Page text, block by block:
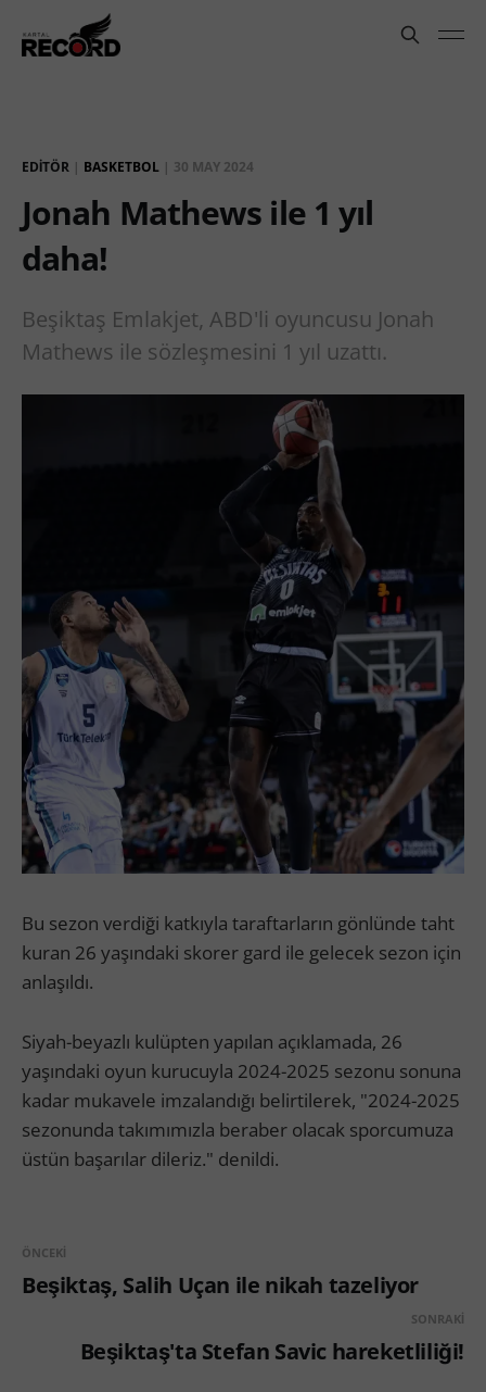
EDITÖR | BASKETBOL | 30 MAY 2024
Jonah Mathews ile 1 yıl
daha!
Beşiktaş Emlakjet, ABD'li oyuncusu Jonah
Mathews ile sözleşmesini 1 yıl uzattı.
Bu sezon verdiği katkıyla taraftarların gönlünde taht
kuran 26 yaşındaki skorer gard ile gelecek sezon için
anlaşıldı.
Siyah-beyazlı kulüpten yapılan açıklamada, 26
yaşındaki oyun kurucuyla 2024-2025 sezonu sonuna
kadar mukavele imzalandığı belirtilerek, "2024-2025
sezonunda takımımızla beraber olacak sporcumuza
üstün başarılar dileriz." denildi.
ÖNCEKI
Beşiktaş, Salih Uçan ile nikah tazeliyor
SONRAKI
Beşiktaş'ta Stefan Savic hareketliliği!